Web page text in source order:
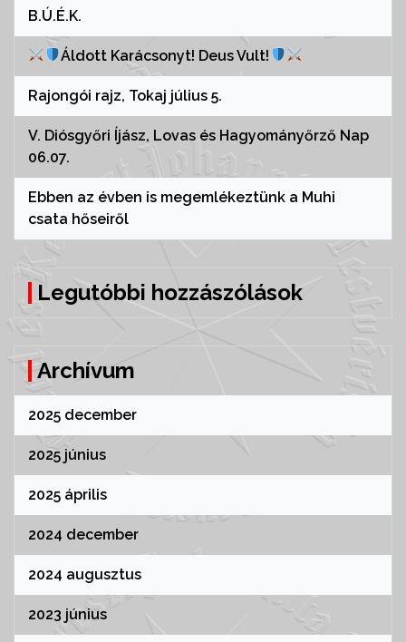
B.Ú.É.K.
Áldott Karácsonyt! Deus Vult!
Rajongói rajz, Tokaj július 5.
V. Diósgyőri Íjász, Lovas és Hagyományőrző Nap
06.07.
Ebben az évben is megemlékeztünk a Muhi
csata hőseiről
Legutóbbi hozzászólások
Archívum
2025 december
2025 június
2025 április
2024 december
2024 augusztus
2023 június